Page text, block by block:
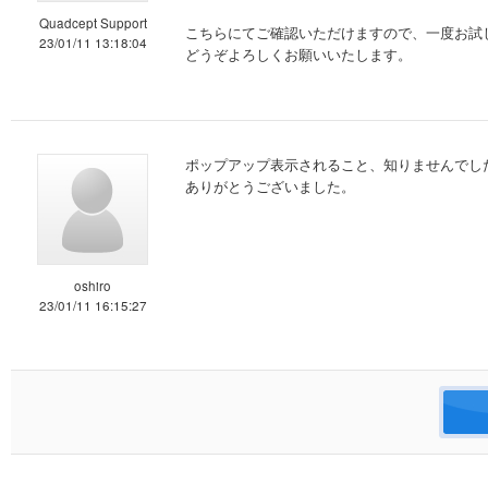
Quadcept Support
23/01/11 13:18:04
こちらにてご確認いただけますので、一度お
どうぞよろしくお願いいたします。
oshiro
23/01/11 16:15:27
ポップアップ表示されること、知りませんでし
ありがとうございました。